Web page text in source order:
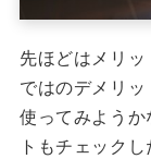
先ほどはメリ
ではのデメリ
使ってみよう
トもチェック